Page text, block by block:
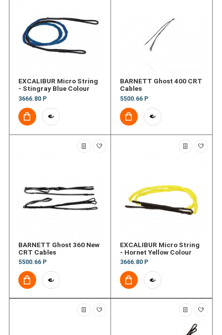
EXCALIBUR Micro String
- Stingray Blue Colour
3666.80 Р
BARNETT Ghost 400 CRT
Cables
5500.66 Р
BARNETT Ghost 360 New
CRT Cables
5500.66 Р
EXCALIBUR Micro String
- Hornet Yellow Colour
3666.80 Р